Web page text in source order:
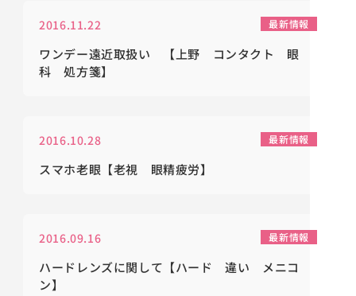
2016.11.22 最新情報
ワンデー遠近取扱い 【上野 コンタクト 眼
科 処方箋】
2016.10.28 最新情報
スマホ老眼【老視 眼精疲労】
2016.09.16 最新情報
ハードレンズに関して【ハード 違い メニコ
ン】